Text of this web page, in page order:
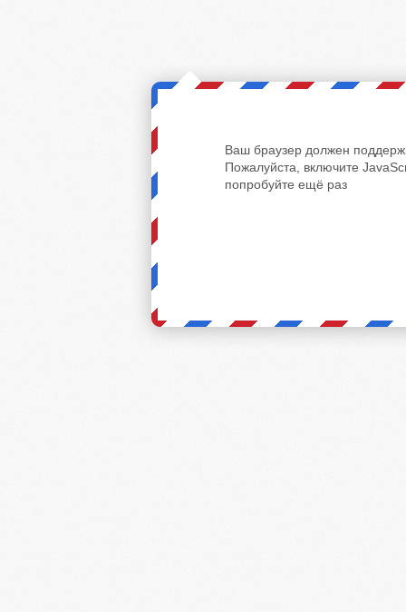
Ваш браузер должен
Пожалуйста, включите
попробуйте ещё раз